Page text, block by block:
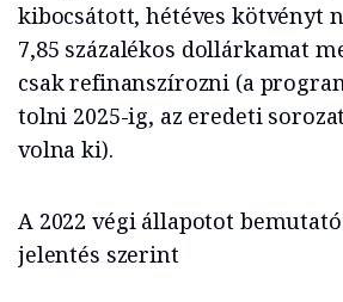
kibocsátott, hétéves kötvényt
7,85 százalékos dollárkamat
csak refinanszírozni (a
tolni 2025-ig, az eredeti
volna ki).
A 2022 végi állapotot
jelentés szerint